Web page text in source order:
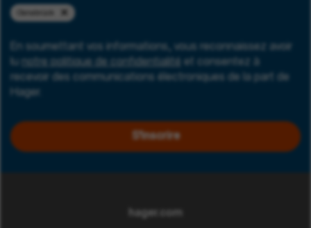
En soumettant vos informations, vous reconnaissez avoir
lu
notre politique de confidentialité
et consentez à
recevoir des communications électroniques de la part de
Hager.
S'inscrire
hager.com